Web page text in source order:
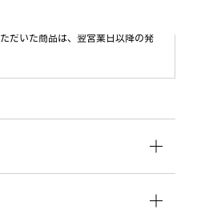
だいた商品は、翌営業日以降の発